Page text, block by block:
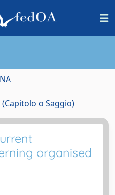
o Saggio)
organised